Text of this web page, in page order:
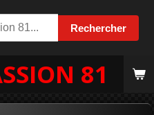
Rechercher
81